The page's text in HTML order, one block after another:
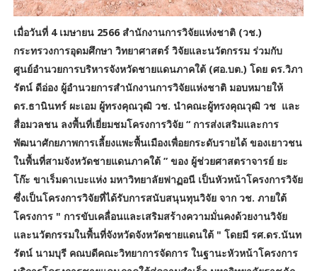
เมื่อวันที่ 4 เมษายน 2566 สำนักงานการวิจัยแห่งชาติ (วช.)
กระทรวงการอุดมศึกษา วิทยาศาสตร์ วิจัยและนวัตกรรม ร่วมกับ
ศูนย์อำนวยการบริหารจังหวัดชายแดนภาคใต้ (ศอ.บต.) โดย ดร.วิภา
รัตน์ ดีอ่อง ผู้อำนวยการสำนักงานการวิจัยแห่งชาติ มอบหมายให้
ดร.ธานินทร์ ผะเอม ผู้ทรงคุณวุฒิ วช. นำคณะผู้ทรงคุณวุฒิ วช และ
สื่อมวลชน ลงพื้นที่เยี่ยมชมโครงการวิจัย “ การส่งเสริมและการ
พัฒนาศักยภาพการเลี้ยงแพะพื้นเมืองเพื่อยกระดับรายได้ ของเยาวชน
ในพื้นที่สามจังหวัดชายแดนภาคใต้ ” ของ ผู้ช่วยศาสตราจารย์ ยะ
โก๊ะ ขาเร็มดาเบะแห่ง มหาวิทยาลัยฟาฏอนี เป็นหัวหน้าโครงการวิจัย
ซึ่งเป็นโครงการวิจัยที่ได้รับการสนับสนุนทุนวิจัย จาก วช. ภายใต้
โครงการ " การขับเคลื่อนและเสริมสร้างความมั่นคงด้วยงานวิจัย
และนวัตกรรมในพื้นที่จังหวัดจังหวัดชายแดนใต้ " โดยมี รศ.ดร.นันท
รัตน์ นามบุรี คณบดีคณะวิทยาการจัดการ ในฐานะหัวหน้าโครงการ